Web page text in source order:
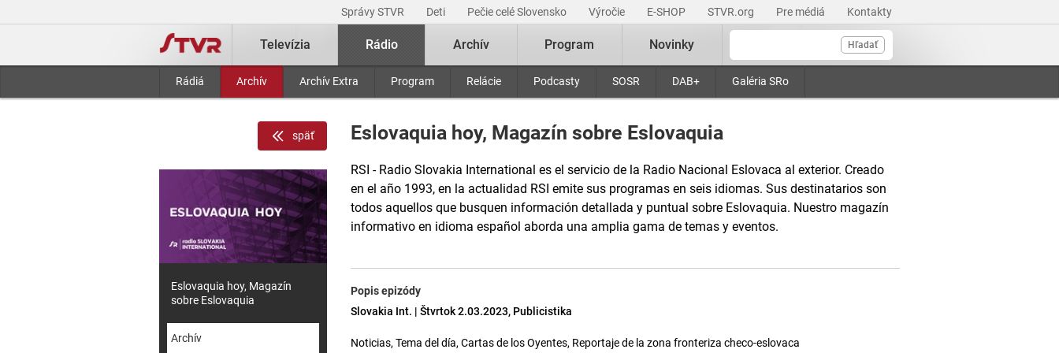
Správy STVR Deti Pečie celé Slovensko Výročie E-SHOP STVR.org Pre médiá Kontakty
Hľadať
Televízia Rádio
Rádiá Archív Archív Extra Program Relácie Podcasty SOSR DAB+ Galéria SRo
Archív Program Novinky
Eslovaquia hoy, Magazín sobre Eslovaquia
RSI - Radio Slovakia International es el servicio de la Radio Nacional Eslovaca al exterior. Creado
en el año 1993, en la actualidad RSI emite sus programas en seis idiomas. Sus destinatarios son
todos aquellos que busquen información detallada y puntual sobre Eslovaquia. Nuestro magazín
informativo en idioma español aborda una amplia gama de temas y eventos.
Popis epizódy
Slovakia Int. | Štvrtok 2.03.2023, Publicistika
Noticias, Tema del día, Cartas de los Oyentes, Reportaje de la zona fronteriza checo-eslovaca
späť
Eslovaquia hoy, Magazín
sobre Eslovaquia
Archív